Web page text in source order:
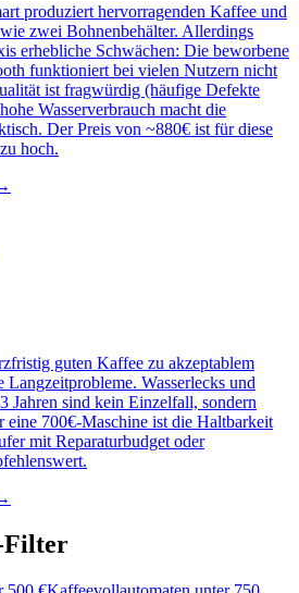
produziert hervorragenden Kaffee und
zwei Bohnenbehälter. Allerdings
erhebliche Schwächen: Die beworbene
funktioniert bei vielen Nutzern nicht
ist fragwürdig (häufige Defekte
Wasserverbrauch macht die
Der Preis von ~880€ ist für diese
hoch.
guten Kaffee zu akzeptablem
Langzeitprobleme. Wasserlecks und
Jahren sind kein Einzelfall, sondern
eine 700€-Maschine ist die Haltbarkeit
mit Reparaturbudget oder
Filter